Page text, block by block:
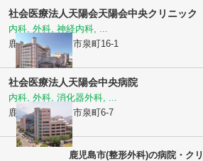
社会医療法人天陽会天陽会中央クリニック
内科, 外科, 神経内科, ...
鹿児島県鹿児島市泉町16-1
社会医療法人天陽会中央病院
内科, 外科, 消化器外科, ...
鹿児島県鹿児島市泉町6-7
鹿児島市(整形外科)の病院・ク